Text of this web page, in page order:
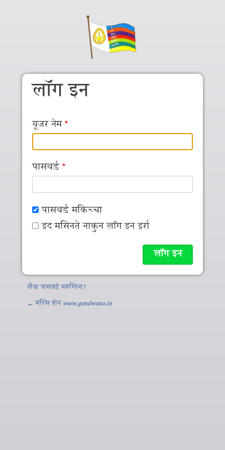
लॉग इन
यूजर नेम
पासवर्ड
पासवर्ड मकिच्‍चा
इद मसिनते नाकुन लॉग इन इर्रा
नीवा पासवर्ड मरुंग्तिना?
← मल्‍सि होन www.gondwana.in